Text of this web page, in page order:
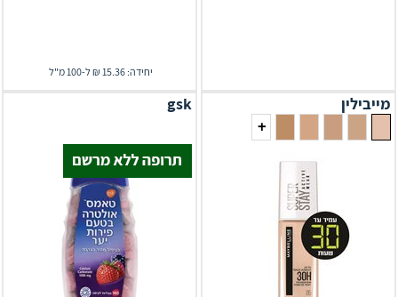
יחידה: 15.36 ₪ ל-100 מ"ל
מייבילין
+
gsk